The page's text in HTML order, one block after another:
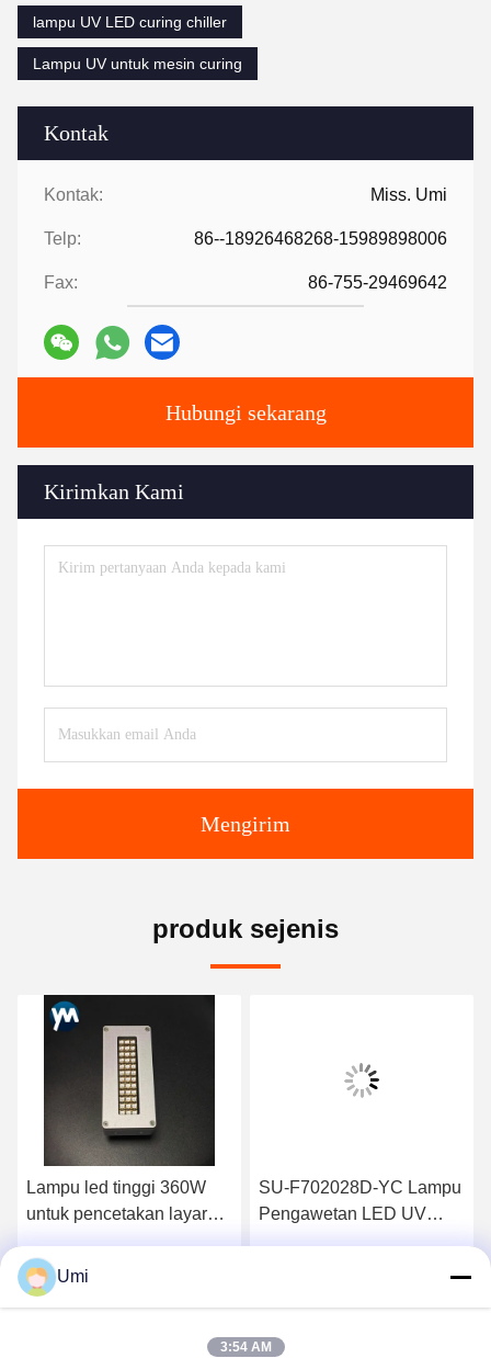
Kontak
Kontak: Miss. Umi
Telp: 86--18926468268-15989898006
Fax: 86-755-29469642
Hubungi sekarang
Kirimkan Kami
Mengirim
lampu UV LED curing chiller
Lampu UV untuk mesin curing
produk sejenis
Lampu led tinggi 360W
untuk pencetakan layar
tinta LED dan aplikasi
penyembuhan lem di
SU-F702028D-YC Lampu
Pengawetan LED UV
Umi
3:54 AM